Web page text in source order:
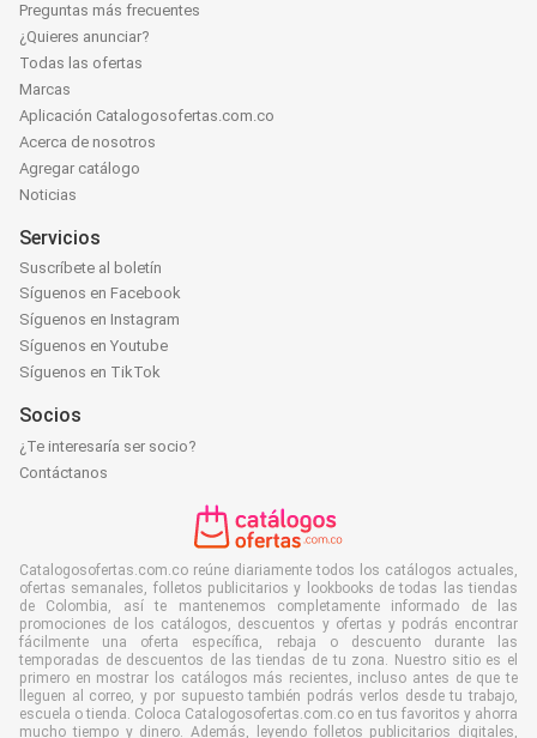
Preguntas más frecuentes
¿Quieres anunciar?
Todas las ofertas
Marcas
Aplicación Catalogosofertas.com.co
Acerca de nosotros
Agregar catálogo
Noticias
Servicios
Suscríbete al boletín
Síguenos en Facebook
Síguenos en Instagram
Síguenos en Youtube
Síguenos en TikTok
Socios
¿Te interesaría ser socio?
Contáctanos
Catalogosofertas.com.co reúne diariamente todos los catálogos actuales,
ofertas semanales, folletos publicitarios y lookbooks de todas las tiendas
de Colombia, así te mantenemos completamente informado de las
promociones de los catálogos, descuentos y ofertas y podrás encontrar
fácilmente una oferta específica, rebaja o descuento durante las
temporadas de descuentos de las tiendas de tu zona. Nuestro sitio es el
primero en mostrar los catálogos más recientes, incluso antes de que te
lleguen al correo, y por supuesto también podrás verlos desde tu trabajo,
escuela o tienda. Coloca Catalogosofertas.com.co en tus favoritos y ahorra
mucho tiempo y dinero. Además, leyendo folletos publicitarios digitales,